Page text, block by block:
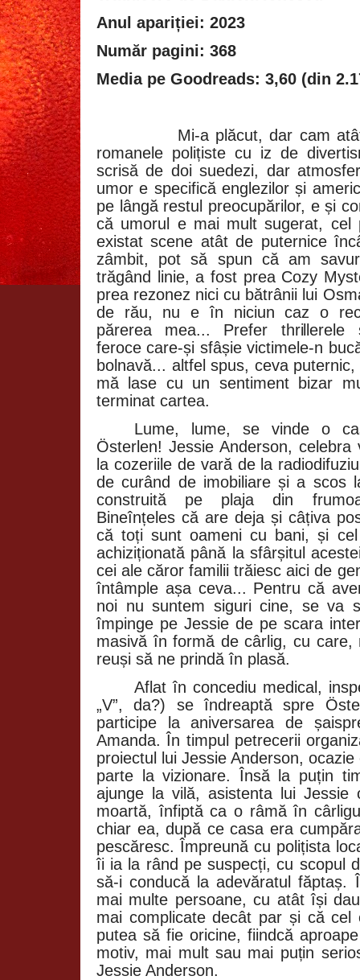
Anul apariției: 2023
Număr pagini: 368
Media pe Goodreads: 3,60 (din
Mi-a plăcut, dar cam
romanele polițiste cu iz de
scrisă de doi suedezi, dar
umor e specifică englezilor și
pe lângă restul preocupărilor, e și
că umorul e mai mult sugerat, cel
existat scene atât de puternice
zâmbit, pot să spun că am
trăgând linie, a fost prea Cozy
prea rezonez nici cu bătrânii lui
de rău, nu e în niciun caz o
părerea mea... Prefer thrillerele
feroce care-și sfâșie victimele-n
bolnavă... altfel spus, ceva
mă lase cu un sentiment bizar
terminat cartea.
Lume, lume, se vinde o
Österlen! Jessie Anderson,
la cozeriile de vară de la
de curând de imobiliare și a scos
construită pe plaja din
Bineînțeles că are deja și câțiva
că toți sunt oameni cu bani, și
achiziționată până la sfârșitul
cei ale căror familii trăiesc aici de
întâmple așa ceva... Pentru că
noi nu suntem siguri cine, se va
împinge pe Jessie de pe scara
masivă în formă de cârlig, cu care,
reuși să ne prindă în plasă.
Aflat în concediu medical,
„V”, da?) se îndreaptă spre
participe la aniversarea de
Amanda. În timpul petrecerii
proiectul lui Jessie Anderson,
parte la vizionare. Însă la puțin
ajunge la vilă, asistenta lui Jessie
moartă, înfiptă ca o râmă în
chiar ea, după ce casa era
pescăresc. Împreună cu polițista
îi ia la rând pe suspecți, cu scopul
să-i conducă la adevăratul făptaș.
mai multe persoane, cu atât își
mai complicate decât par și că
putea să fie oricine, fiindcă
motiv, mai mult sau mai puțin
Jessie Anderson.